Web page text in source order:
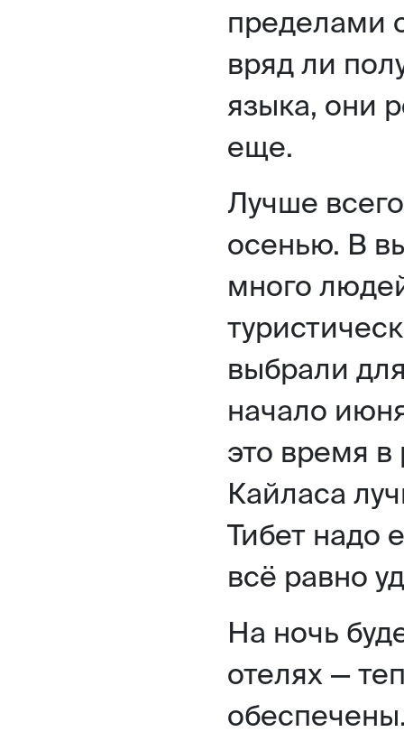
пределами
вряд ли
языка, они
еще.
Лучше
осенью. В
много
выбрали
начало
это время
Кайласа
Тибет надо
всё равно
На ночь
отелях —